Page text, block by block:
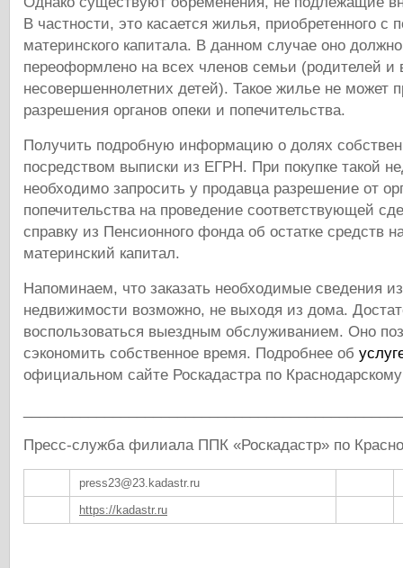
В частности, это касается жилья, приобретенного с
материнского капитала. В данном случае оно
переоформлено на всех членов семьи (родителей и
несовершеннолетних детей). Такое жилье не может
разрешения органов опеки и попечительства.
Получить подробную информацию о долях
посредством выписки из ЕГРН. При покупке такой
необходимо запросить у продавца разрешение от
попечительства на проведение соответствующей
справку из Пенсионного фонда об остатке средств
материнский капитал.
Напоминаем, что заказать необходимые сведения
недвижимости возможно, не выходя из дома.
воспользоваться выездным обслуживанием. Оно
сэкономить собственное время. Подробнее об
официальном сайте Роскадастра по
Пресс-служба филиала ППК «Роскадастр» по
press23@23.kadastr.ru
https://kadastr.ru